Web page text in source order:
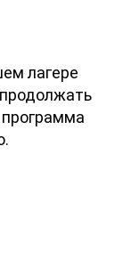
лагере